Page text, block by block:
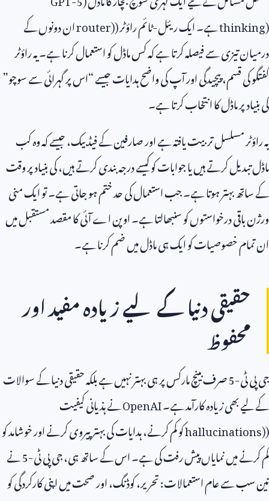
thinking)ہے۔ ایک ریئل-ٹائم راؤٹر (router)ان دونوں کے
درمیان تیزی سے فیصلہ کرتا ہے کہ کس ماڈل کو استعمال کرنا ہے۔ یہ راؤٹر
گفتگو کی قسم، پیچیدگی اور آپ کی واضح ہدایات جیسے “اس پر گہرائی سے سوچو”
کی بنیاد پر ماڈل کا انتخاب کرتا ہے۔
یہ راؤٹر مسلسل تربیت یافتہ ہے اور صارفین کے فیڈ بیک، جیسے کہ وہ کب
ماڈل تبدیل کرتے ہیں یا جوابات کو کیسے درجہ بندی کرتے ہیں، کی بنیاد پر وقت
کے ساتھ بہتر ہوتا ہے۔ جب استعمال کی حد ختم ہو جاتی ہے۔ تو ایک منی
ورژن باقی درخواستوں کو سنبھالتا ہے۔ اوپن اے آئی کا مقصد مستقبل میں
ان تمام خصوصیات کو ایک ہی ماڈل میں ضم کرنا ہے۔
حقیقی دنیا کے لیے زیادہ مفید اور
محفوظ
جی پی ٹی-5صرف بینچ مارکس پر ہی بہتر نہیں ہے بلکہ حقیقی دنیا کے سوالات
کے لیے بھی زیادہ کارآمد ہے۔OpenAIنے ہذیانی کیفیت
(
hallucinations)کو کم کرنے، ہدایات کی بہتر پیروی کرنے اور خوشامد کو
کم کرنے میں نمایاں پیش رفت کی ہے۔ اس کے ساتھ ہی، جی پی ٹی-5نے
تین سب سے عام استعمالات: تحریر، کوڈنگ، اور صحت میں اپنی کارکردگی کو